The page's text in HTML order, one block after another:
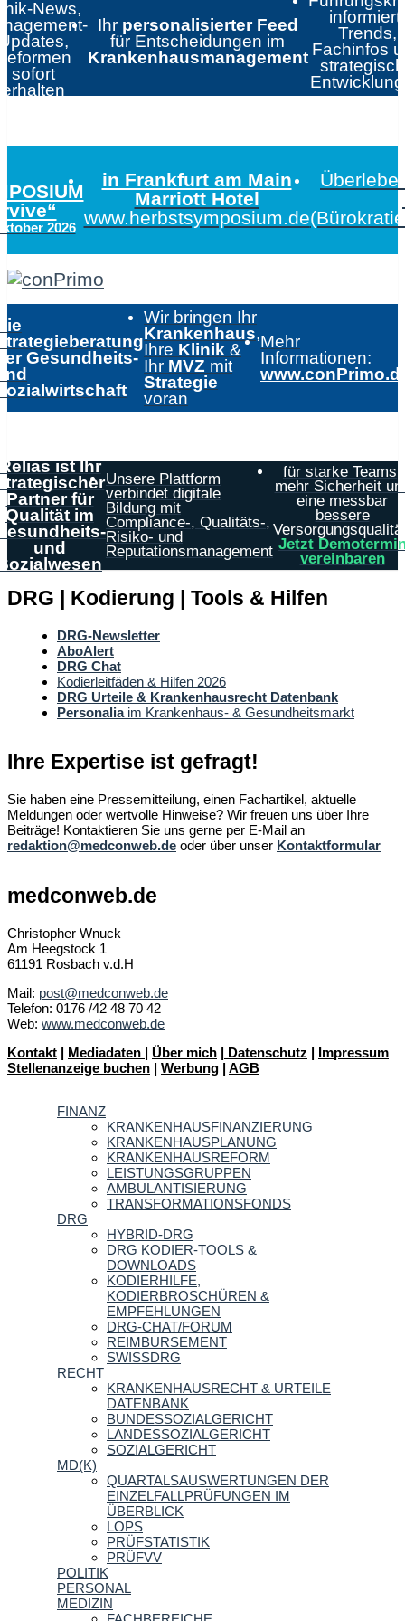
News,
sofort
erhalten
Ihr personalisierter Feed
für Entscheidungen im
Krankenhausmanagement
informiert:
Trends,
Fachinfos
2026
in Frankfurt am Main
Marriott Hotel
www.herbstsymposium.de
Gesundheits-
Wir bringen Ihr
Krankenhaus,
Ihre Klinik &
Ihr MVZ mit
Strategie
voran
Mehr
Informationen:
ist Ihr
Partner für
Qualität im
und
Unsere Plattform
verbindet digitale
Bildung mit
Compliance-, Qualitäts-,
Risiko- und
Reputationsmanagement
für starke Teams,
mehr Sicherheit
eine messbar
bessere
Jetzt
vereinbaren
DRG | Kodierung | Tools & Hilfen
DRG-Newsletter
AboAlert
DRG Chat
Kodierleitfäden & Hilfen 2026
DRG Urteile & Krankenhausrecht Datenbank
Personaliaim Krankenhaus- & Gesundheitsmarkt
Ihre Expertise ist gefragt!
Sie haben eine Pressemitteilung, einen Fachartikel, aktuelle
Meldungen oder wertvolle Hinweise? Wir freuen uns über Ihre
Beiträge! Kontaktieren Sie uns gerne per E-Mail an
redaktion@medconweb.de oder über unser Kontaktformular
medconweb.de
Christopher Wnuck
Am Heegstock 1
61191 Rosbach v.d.H
Mail: post@medconweb.de
Telefon: 0176 /42 48 70 42
Web: www.medconweb.de
Kontakt | Mediadaten | Über mich | Datenschutz | Impressum
Stellenanzeige buchen | Werbung | AGB
FINANZ
KRANKENHAUSFINANZIERUNG
KRANKENHAUSPLANUNG
KRANKENHAUSREFORM
LEISTUNGSGRUPPEN
AMBULANTISIERUNG
TRANSFORMATIONSFONDS
DRG
HYBRID-DRG
DRG KODIER-TOOLS &
DOWNLOADS
KODIERHILFE,
KODIERBROSCHÜREN &
EMPFEHLUNGEN
DRG-CHAT/FORUM
REIMBURSEMENT
SWISSDRG
RECHT
KRANKENHAUSRECHT & URTEILE
DATENBANK
BUNDESSOZIALGERICHT
LANDESSOZIALGERICHT
SOZIALGERICHT
MD(K)
QUARTALSAUSWERTUNGEN DER
EINZELFALLPRÜFUNGEN IM
ÜBERBLICK
LOPS
PRÜFSTATISTIK
PRÜFVV
POLITIK
PERSONAL
MEDIZIN